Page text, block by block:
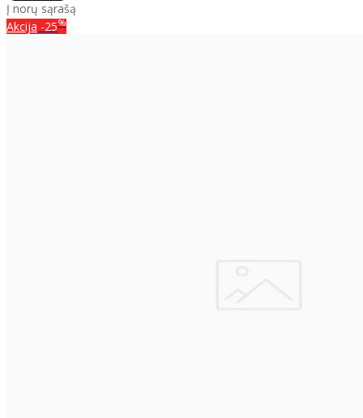
Į norų sąrašą
Akcija -25%